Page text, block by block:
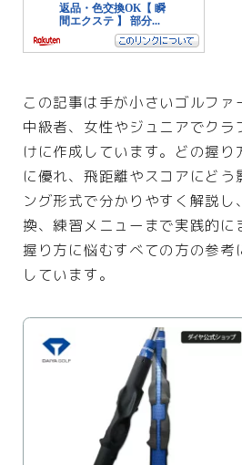
暮らし
ペット
リサイクル
オフィス用品
ガーデニング
スマホプラン
写真・プリント
家事・日用品
WEBサービス
この記事は手が小さいゴルファ
中級者、女性やジュニアでクラ
けに作成しています。どの握
に優れ、飛距離やスコアにどう
ング形式で分かりやすく解説し
換、練習メニューまで実践的に
握り方に悩むすべての方の参考
しています。